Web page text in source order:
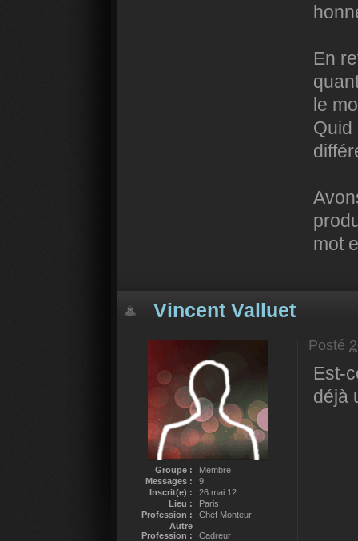
En
le
Quid
mot
Vincent Valluet
Groupe :
Membre
Messages :
9
Inscrit(e) :
26 mai 12
Lieu :
Paris
Profession :
Chef Monteur
Autre
Profession :
Cadreur
Posté
Est-
déjà